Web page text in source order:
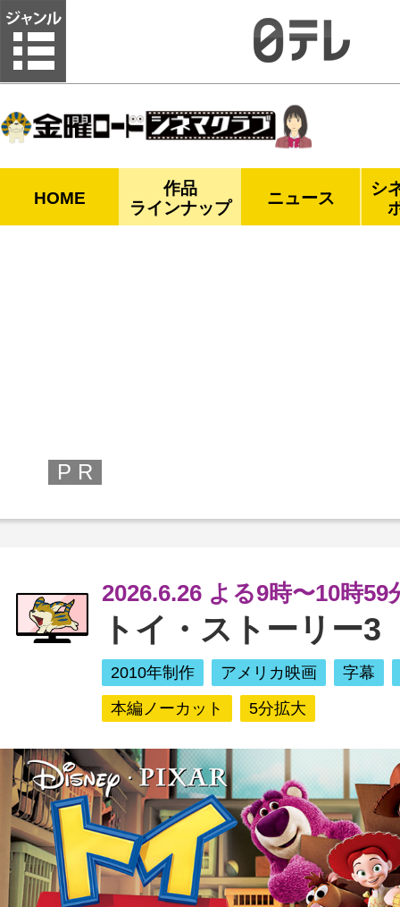
HOME
作品
ラインナップ
ニュース
シ
P R
2026.6.26 よる9時〜10時59
トイ・ストーリー3
2010年制作 アメリカ映画
字幕
本編ノーカット
5分拡大